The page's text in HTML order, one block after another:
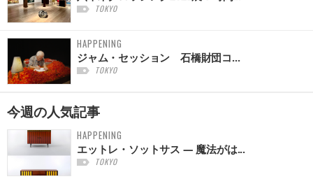
TOKYO
HAPPENING
ジャム・セッション 石橋財団コ...
TOKYO
今週の人気記事
HAPPENING
エットレ・ソットサス — 魔法がは...
TOKYO